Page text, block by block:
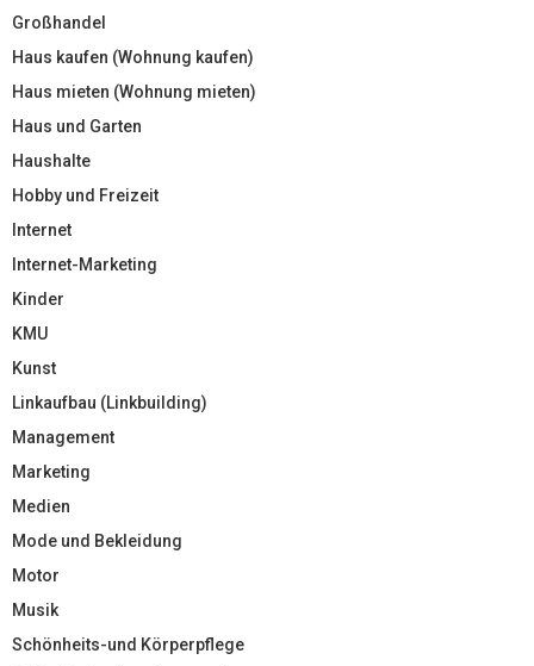
Großhandel
Haus kaufen (Wohnung kaufen)
Haus mieten (Wohnung mieten)
Haus und Garten
Haushalte
Hobby und Freizeit
Internet
Internet-Marketing
Kinder
KMU
Kunst
Linkaufbau (Linkbuilding)
Management
Marketing
Medien
Mode und Bekleidung
Motor
Musik
Schönheits-und Körperpflege